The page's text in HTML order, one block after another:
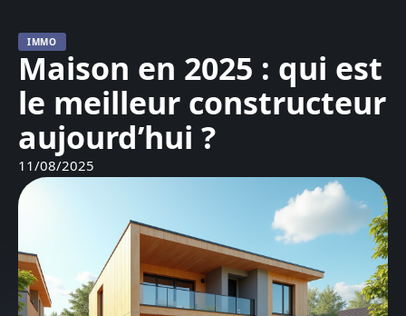
IMMO
Maison en 2025 : qui est
le meilleur constructeur
aujourd’hui ?
11/08/2025